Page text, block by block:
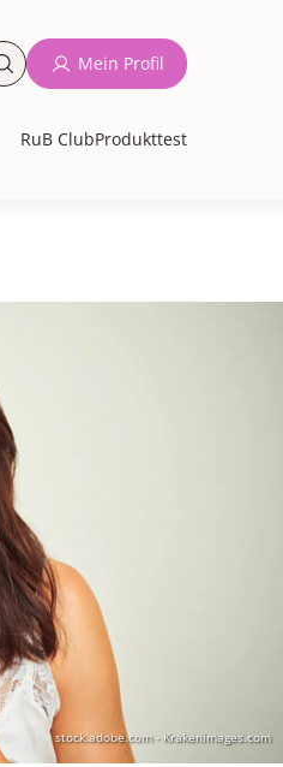
RuB ClubProdukttest
Mein Profil
stock.adobe.com - Krakenimages.com